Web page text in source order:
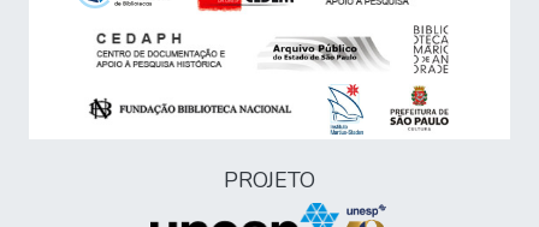
PROJETO